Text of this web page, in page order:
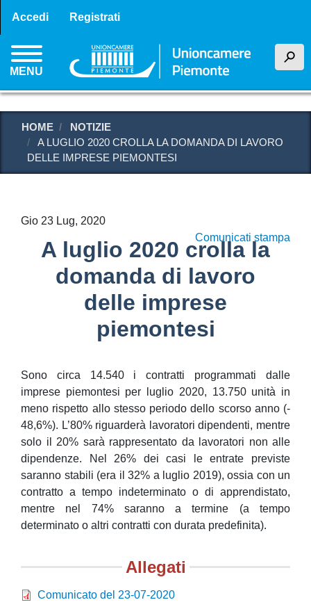
contenuto
principale
Menu profilo utente
Accedi Registrati
MENU
h
HOME
NOTIZIE
A LUGLIO 2020 CROLLA LA DOMANDA DI LAVORO
DELLE IMPRESE PIEMONTESI
Gio 23 Lug, 2020
A luglio 2020 crolla la
domanda di lavoro
delle imprese
piemontesi
Comunicati stampa
Sono circa 14.540 i contratti programmati dalle
imprese piemontesi per luglio 2020, 13.750 unità in
meno rispetto allo stesso periodo dello scorso anno (-
48,6%). L’80% riguarderà lavoratori dipendenti, mentre
solo il 20% sarà rappresentato da lavoratori non alle
dipendenze. Nel 26% dei casi le entrate previste
saranno stabili (era il 32% a luglio 2019), ossia con un
contratto a tempo indeterminato o di apprendistato,
mentre nel 74% saranno a termine (a tempo
determinato o altri contratti con durata predefinita).
Allegati
Comunicato del 23-07-2020